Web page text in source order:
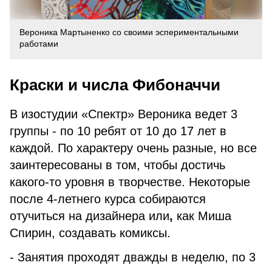
Вероника Мартыненко со своими эспериментальными
работами
Краски и числа Фибоначчи
В изостудии «Спектр» Вероника ведет 3
группы - по 10 ребят от 10 до 17 лет в
каждой. По характеру очень разные, но все
заинтересованы в том, чтобы достичь
какого-то уровня в творчестве. Некоторые
после 4-летнего курса собираются
отучиться на дизайнера или, как Миша
Спирин, создавать комиксы.
- Занятия проходят дважды в неделю, по 3